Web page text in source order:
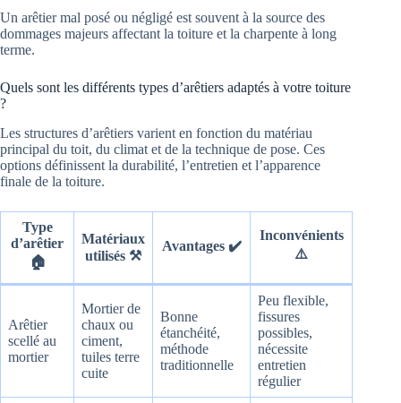
Un arêtier mal posé ou négligé est souvent à la source des
dommages majeurs affectant la toiture et la charpente à long
terme.
Quels sont les différents types d’arêtiers adaptés à votre toiture
?
Les structures d’arêtiers varient en fonction du matériau
principal du toit, du climat et de la technique de pose. Ces
options définissent la durabilité, l’entretien et l’apparence
finale de la toiture.
Type
d’arêtier
🏠
Matériaux
utilisés ⚒️
Avantages ✔️
Inconvénients
⚠️
Arêtier
scellé au
mortier
Mortier de
chaux ou
ciment,
tuiles terre
cuite
Bonne
étanchéité,
méthode
traditionnelle
Peu flexible,
fissures
possibles,
nécessite
entretien
régulier